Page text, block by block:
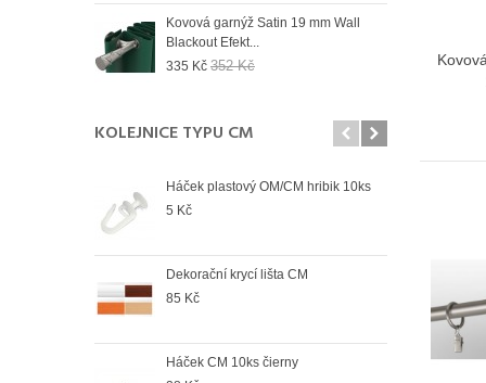
Kovová garnýž Satin 19 mm Wall
Blackout Efekt...
335 Kč 352 Kč
335
KOLEJNICE TYPU CM
Háček plastový OM/CM hribik 10ks
5 Kč
Dekorační krycí lišta CM
85 Kč
Háček CM 10ks čierny
78